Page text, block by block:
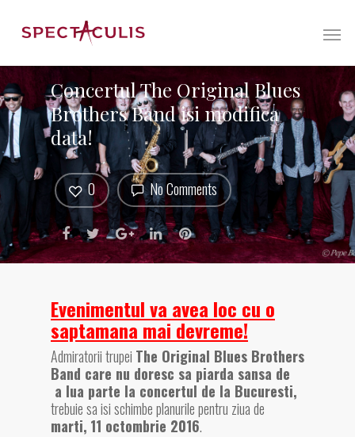
Concertul The Original Blues
Brothers Band isi modifica
data!
No Comments
0
Evenimentul va avea loc cu o
saptamana mai devreme!
Admiratorii trupei The Original Blues Brothers
Band care nu doresc sa piarda sansa de
a lua parte la concertul de la Bucuresti,
trebuie sa isi schimbe planurile pentru ziua de
marti, 11 octombrie 2016.